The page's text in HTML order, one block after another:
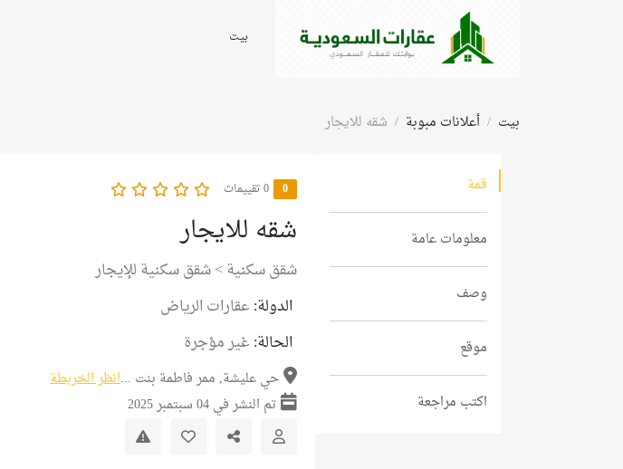
بيت
بيت أعلانات مبوبة شقه للايجار
قمة
معلومات عامة
وصف
موقع
اكتب مراجعة
0 ‫0 تقييمات
شقه للايجار
شقق سكنية>شقق سكنية للإيجار
الدولة: عقارات الرياض
الحالة: غير مؤجرة
حي عليشة, ممر فاطمة بنت ...انظر الخريطة
تم النشر في 04 سبتمبر 2025